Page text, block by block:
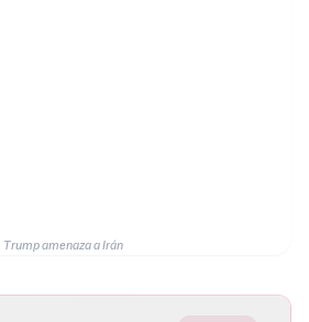
Trump amenaza a Irán